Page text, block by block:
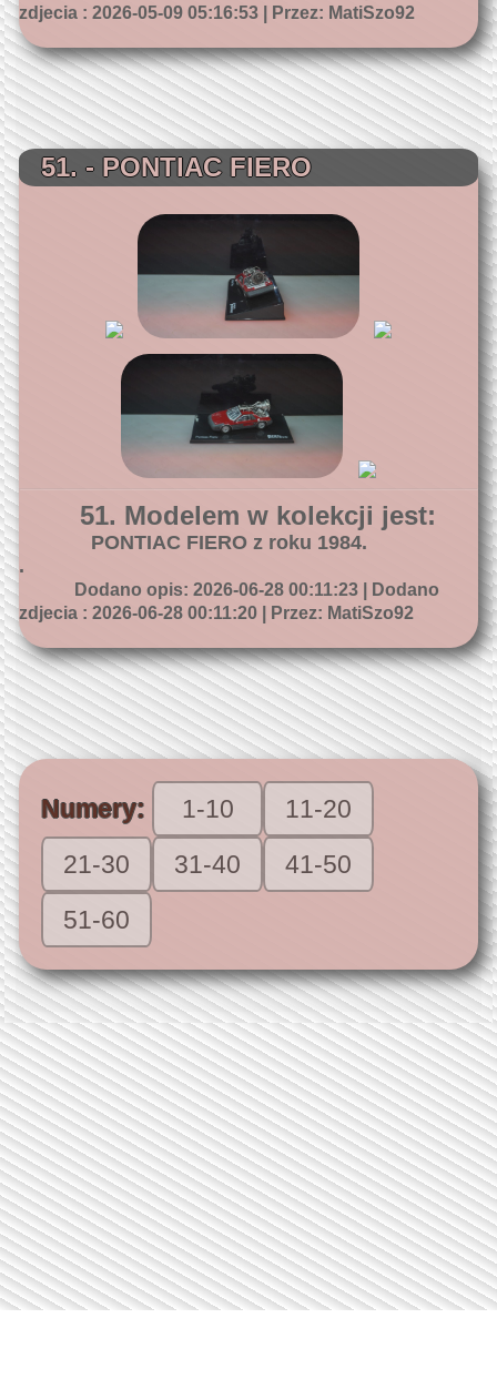
zdjecia : 2026-05-09 05:16:53 | Przez: MatiSzo92
51. - PONTIAC FIERO
51. Modelem w kolekcji jest:
PONTIAC FIERO z roku 1984.
.
Dodano opis: 2026-06-28 00:11:23 | Dodano
zdjecia : 2026-06-28 00:11:20 | Przez: MatiSzo92
Numery: 1-10
11-20
21-30
31-40
41-50
51-60